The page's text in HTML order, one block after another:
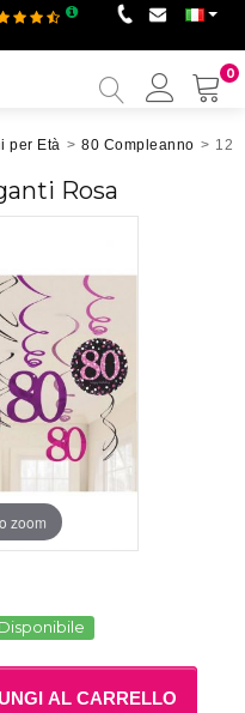
0
mio
per Età > 80 Compleanno > 12
Rosa
zoom
Disponibile
AL CARRELLO